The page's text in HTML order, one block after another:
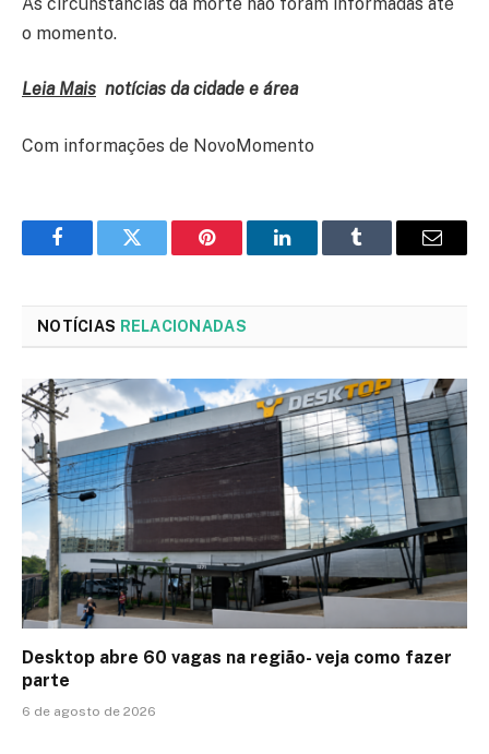
o momento.
Leia Mais notícias da cidade e área
Com informações de NovoMomento
FacebookTwitter Pinterest LinkedInTumblr Email
NOTÍCIAS RELACIONADAS
Desktop abre 60 vagas na região- veja como fazer
parte
6 de agosto de 2026